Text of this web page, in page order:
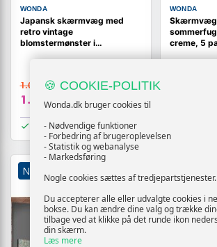
WONDA
Japansk skærmvæg med
retro vintage
blomstermønster i
1.069,-
1.009,- Vis
På lager
WONDA
Skærmvæg
creme, 5
NY TILBUD NY
🍪 COOKIE-POLITIK
Wonda.dk bruger cookies til
- Nødvendige funktioner
- Forbedring af brugeroplevelsen
- Statistik og webanalyse
- Markedsføring
Nogle cookies sættes af tredjepartstjenester.
Du accepterer alle eller udvalgte cookies i
bokse. Du kan ændre dine valg og trække
tilbage ved at klikke på det runde ikon
din skærm.
Læs mere